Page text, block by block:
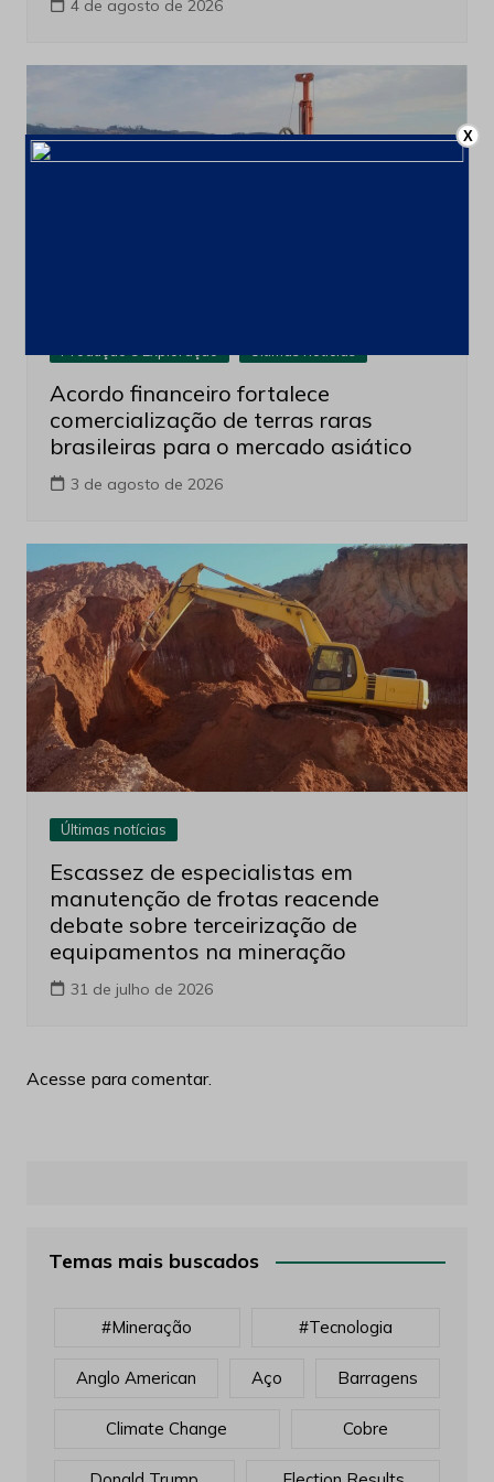
4 de agosto de 2026
Acordo financeiro fortalece
comercialização de terras raras
brasileiras para o mercado asiático
3 de agosto de 2026
Últimas notícias
Escassez de especialistas em
manutenção de frotas reacende
debate sobre terceirização de
equipamentos na mineração
31 de julho de 2026
Acesse para comentar.
Temas mais buscados
#mineração #tecnologia
Anglo American Aço Barragens
Climate Change Cobre
X